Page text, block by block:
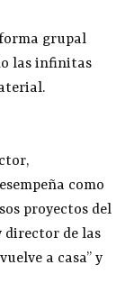
grupal
las infinitas
como
proyectos del
director de las
a casa” y